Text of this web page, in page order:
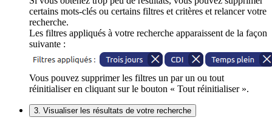
certains mots-clés ou certains filtres et critères et relancer votre
recherche.
Les filtres appliqués à votre recherche apparaissent de la façon
suivante :
Vous pouvez supprimer les filtres un par un ou tout
réinitialiser en cliquant sur le bouton « Tout réinitialiser ».
3. Visualiser les résultats de votre recherche